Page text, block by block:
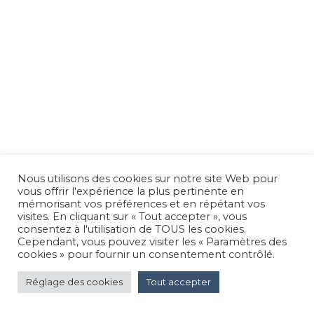
Nous utilisons des cookies sur notre site Web pour
vous offrir l'expérience la plus pertinente en
mémorisant vos préférences et en répétant vos
visites. En cliquant sur « Tout accepter », vous
consentez à l'utilisation de TOUS les cookies.
Cependant, vous pouvez visiter les « Paramètres des
cookies » pour fournir un consentement contrôlé.
Réglage des cookies Tout accepter